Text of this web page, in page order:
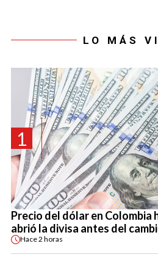
LO MÁS
1
Precio del dólar en Colombia
abrió la divisa antes del
Hace2 horas